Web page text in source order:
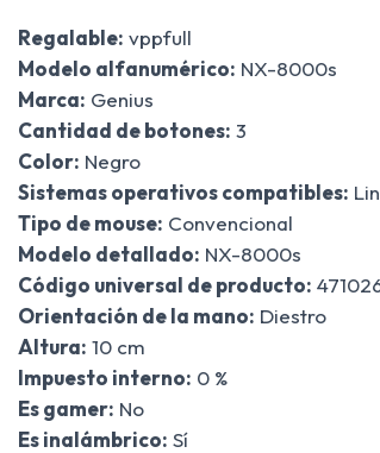
Regalable: vppfull
Modelo alfanumérico: NX-8000s
Marca: Genius
Cantidad de botones: 3
Color: Negro
Sistemas operativos compatibles:
Tipo de mouse: Convencional
Modelo detallado: NX-8000s
Código universal de producto:
Orientación de la mano: Diestro
Altura: 10 cm
Impuesto interno: 0 %
Es gamer: No
Es inalámbrico: Sí